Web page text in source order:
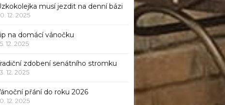
musí jezdit na denní bázi
12. 2025
na domácí vánočku
12. 2025
zdobení senátního stromku
12. 2025
přání do roku 2026
12. 2025